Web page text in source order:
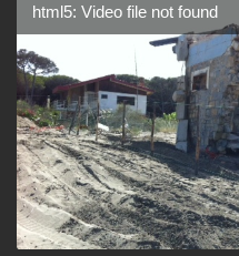
html5: Video file not found